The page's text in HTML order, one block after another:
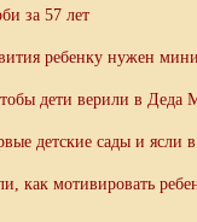
за 57 лет
ребенку нужен
дети верили в Деда
детские сады и ясли
как мотивировать